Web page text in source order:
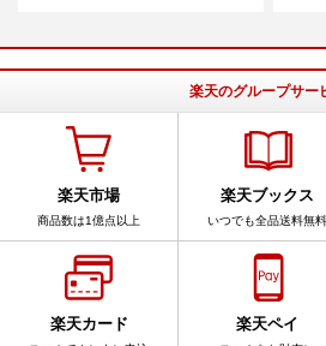
楽天のグループサー
楽天市場
商品数は1億点以上
楽天ブックス
いつでも全品送料無料
楽天カード 楽天ペイ